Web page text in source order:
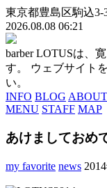
東京都豊島区駒込3-
2026.08.08 06:21
barber LOTUSは、
す。 ウェブサイト
い。
INFO BLOG ABOUT
MENU STAFF MAP
あけましておめ
my favorite news